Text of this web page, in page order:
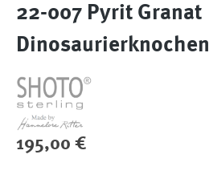
22-007 Pyrit Granat
Dinosaurierknochen
Regulärer Preis:
195,00 €